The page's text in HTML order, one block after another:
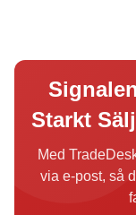
Starkt
Med
via e-post, så